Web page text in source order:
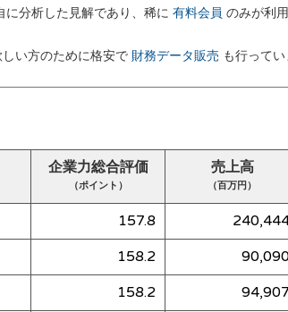
分析した見解であり、稀に 有料会員 のみが利
い方のために格安で 財務データ販売 も行ってい
企業力総合評価
（ポイント）
売上高
（百万円）
157.8
158.2
158.2 94,907